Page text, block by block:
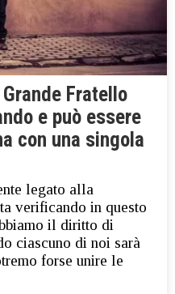
Fratello
e può essere
con una singola
legato alla
verificando in questo
il diritto di
ciascuno di noi sarà
forse unire le